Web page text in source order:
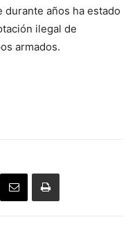
años ha estado
ilegal de
armados.